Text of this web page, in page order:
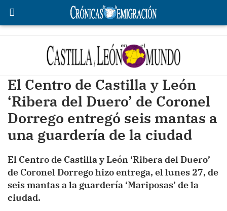
El Centro de Castilla y León
‘Ribera del Duero’ de Coronel
Dorrego entregó seis mantas a
una guardería de la ciudad
El Centro de Castilla y León ‘Ribera del Duero’
de Coronel Dorrego hizo entrega, el lunes 27, de
seis mantas a la guardería ‘Mariposas’ de la
ciudad.